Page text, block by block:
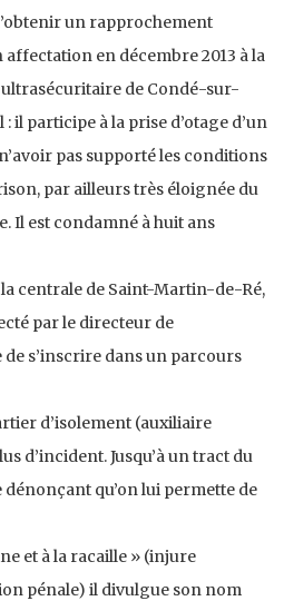
un rapprochement
en décembre 2013 à la
de Condé-sur-
il participe à la prise d’otage d’un
pas supporté les conditions
par ailleurs très éloignée du
Il est condamné à huit ans
centrale de Saint-Martin-de-Ré,
par le directeur de
de s’inscrire dans un parcours
d’isolement (auxiliaire
d’incident. Jusqu’à un tract du
qu’on lui permette de
et à la racaille » (injure
pénale) il divulgue son nom